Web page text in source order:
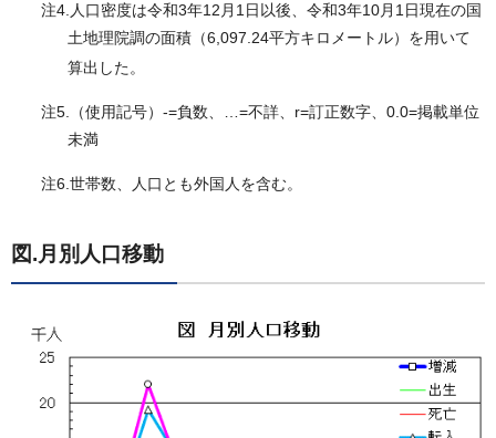
注4.人口密度は令和3年12 月1日以後、令和3年10月1日現在の国
土地理院調の面積（6,097.24平方キロメートル）を用いて
算出した。
注5.（使用記号）-=負数、…=不詳、r=訂正数字、0.0=掲載単位
未満
注6.世帯数、人口とも外国人を含む。
図.月別人口移動